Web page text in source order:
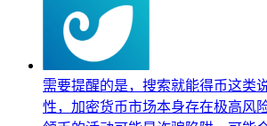
需要提醒的是，搜索就能得币这类
性，加密货币市场本身存在极高风